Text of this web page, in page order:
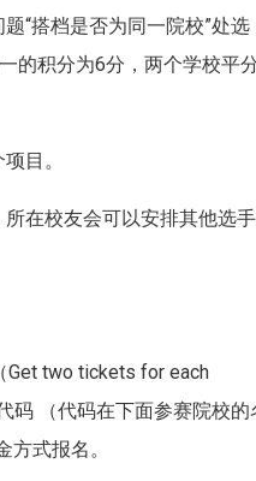
“搭档是否为同一院校”处选
的积分为6分，两个学校平
目。
在校友会可以安排其他选手
two tickets for each
码 （代码在下面参赛院校的
式报名。